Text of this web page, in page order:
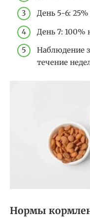
День 5-6:
День 7: 100%
Наблюдение
течение
Нормы